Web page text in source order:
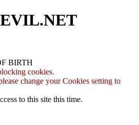
BIRTH
cookies.
change your Cookies setting to
to this site this time.